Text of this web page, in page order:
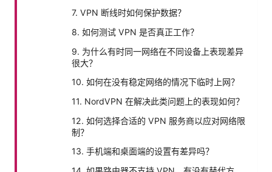
7. VPN 断线时如何保护数据？
8. 如何测试 VPN 是否真正工作？
9. 为什么有时同一网络在不同设备上表现差异
很大？
10. 如何在没有稳定网络的情况下临时上网？
11. NordVPN 在解决此类问题上的表现如何？
12. 如何选择合适的 VPN 服务商以应对网络限
制？
13. 手机端和桌面端的设置有差异吗？